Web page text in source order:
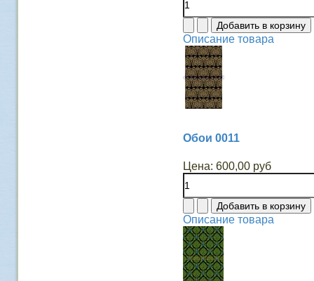
Описание товара
Обои 0011
Цена: 600,00 руб
Описание товара